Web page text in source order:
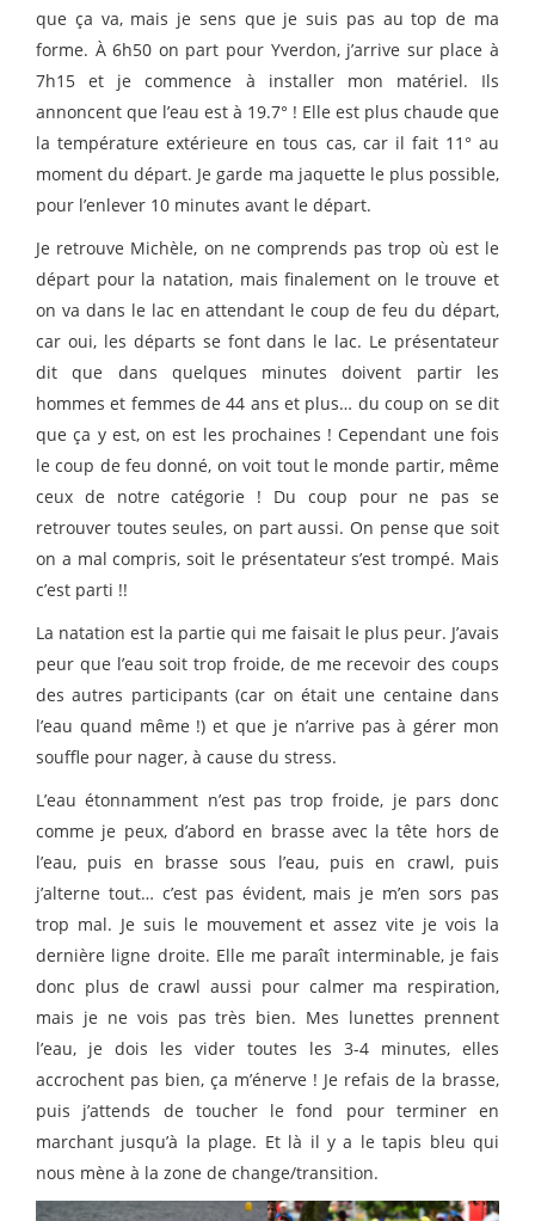
que ça va, mais je sens que je suis pas au top de ma
forme. À 6h50 on part pour Yverdon, j’arrive sur place à
7h15 et je commence à installer mon matériel. Ils
annoncent que l’eau est à 19.7° ! Elle est plus chaude que
la température extérieure en tous cas, car il fait 11° au
moment du départ. Je garde ma jaquette le plus possible,
pour l’enlever 10 minutes avant le départ.
Je retrouve Michèle, on ne comprends pas trop où est le
départ pour la natation, mais finalement on le trouve et
on va dans le lac en attendant le coup de feu du départ,
car oui, les départs se font dans le lac. Le présentateur
dit que dans quelques minutes doivent partir les
hommes et femmes de 44 ans et plus… du coup on se dit
que ça y est, on est les prochaines ! Cependant une fois
le coup de feu donné, on voit tout le monde partir, même
ceux de notre catégorie ! Du coup pour ne pas se
retrouver toutes seules, on part aussi. On pense que soit
on a mal compris, soit le présentateur s’est trompé. Mais
c’est parti !!
La natation est la partie qui me faisait le plus peur. J’avais
peur que l’eau soit trop froide, de me recevoir des coups
des autres participants (car on était une centaine dans
l’eau quand même !) et que je n’arrive pas à gérer mon
souffle pour nager, à cause du stress.
L’eau étonnamment n’est pas trop froide, je pars donc
comme je peux, d’abord en brasse avec la tête hors de
l’eau, puis en brasse sous l’eau, puis en crawl, puis
j’alterne tout… c’est pas évident, mais je m’en sors pas
trop mal. Je suis le mouvement et assez vite je vois la
dernière ligne droite. Elle me paraît interminable, je fais
donc plus de crawl aussi pour calmer ma respiration,
mais je ne vois pas très bien. Mes lunettes prennent
l’eau, je dois les vider toutes les 3-4 minutes, elles
accrochent pas bien, ça m’énerve ! Je refais de la brasse,
puis j’attends de toucher le fond pour terminer en
marchant jusqu’à la plage. Et là il y a le tapis bleu qui
nous mène à la zone de change/transition.